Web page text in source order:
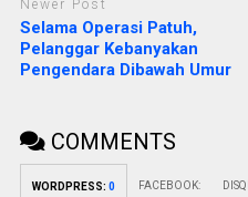
Newer Post
Selama Operasi Patuh,
Pelanggar Kebanyakan
Pengendara Dibawah Umur
COMMENTS
WORDPRESS: 0 FACEBOOK: